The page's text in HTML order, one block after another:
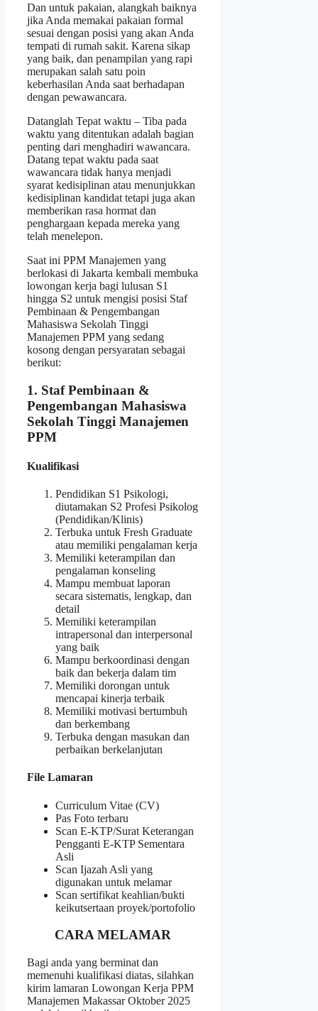
Dan untuk pakaian, alangkah baiknya
jika Anda memakai pakaian formal
sesuai dengan posisi yang akan Anda
tempati di rumah sakit. Karena sikap
yang baik, dan penampilan yang rapi
merupakan salah satu poin
keberhasilan Anda saat berhadapan
dengan pewawancara.
Datanglah Tepat waktu – Tiba pada
waktu yang ditentukan adalah bagian
penting dari menghadiri wawancara.
Datang tepat waktu pada saat
wawancara tidak hanya menjadi
syarat kedisiplinan atau menunjukkan
kedisiplinan kandidat tetapi juga akan
memberikan rasa hormat dan
penghargaan kepada mereka yang
telah menelepon.
Saat ini PPM Manajemen yang
berlokasi di Jakarta kembali membuka
lowongan kerja bagi lulusan S1
hingga S2 untuk mengisi posisi Staf
Pembinaan & Pengembangan
Mahasiswa Sekolah Tinggi
Manajemen PPM yang sedang
kosong dengan persyaratan sebagai
berikut:
1. Staf Pembinaan &
Pengembangan Mahasiswa
Sekolah Tinggi Manajemen
PPM
Kualifikasi
Pendidikan S1 Psikologi,
diutamakan S2 Profesi Psikolog
(Pendidikan/Klinis)
Terbuka untuk Fresh Graduate
atau memiliki pengalaman kerja
Memiliki keterampilan dan
pengalaman konseling
Mampu membuat laporan
secara sistematis, lengkap, dan
detail
Memiliki keterampilan
intrapersonal dan interpersonal
yang baik
Mampu berkoordinasi dengan
baik dan bekerja dalam tim
Memiliki dorongan untuk
mencapai kinerja terbaik
Memiliki motivasi bertumbuh
dan berkembang
Terbuka dengan masukan dan
perbaikan berkelanjutan
File Lamaran
Curriculum Vitae (CV)
Pas Foto terbaru
Scan E-KTP/Surat Keterangan
Pengganti E-KTP Sementara
Asli
Scan Ijazah Asli yang
digunakan untuk melamar
Scan sertifikat keahlian/bukti
keikutsertaan proyek/portofolio
CARA MELAMAR
Bagi anda yang berminat dan
memenuhi kualifikasi diatas, silahkan
kirim lamaran Lowongan Kerja PPM
Manajemen Makassar Oktober 2025